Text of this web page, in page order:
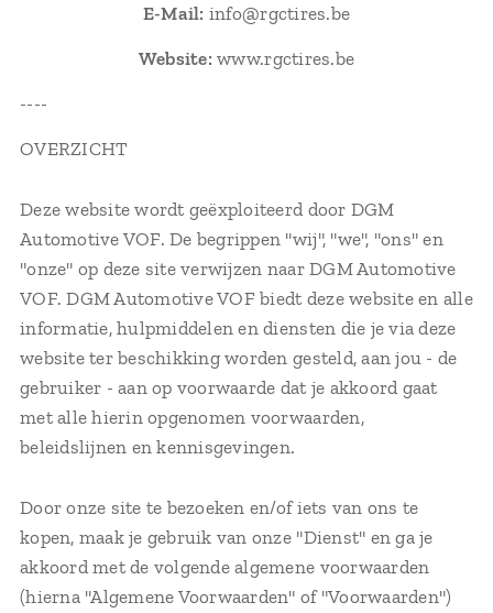
E-Mail: info@rgctires.be
Website: www.rgctires.be
----
OVERZICHT
Deze website wordt geëxploiteerd door DGM
Automotive VOF. De begrippen "wij", "we", "ons" en
"onze" op deze site verwijzen naar DGM Automotive
VOF. DGM Automotive VOF biedt deze website en alle
informatie, hulpmiddelen en diensten die je via deze
website ter beschikking worden gesteld, aan jou - de
gebruiker - aan op voorwaarde dat je akkoord gaat
met alle hierin opgenomen voorwaarden,
beleidslijnen en kennisgevingen.
Door onze site te bezoeken en/of iets van ons te
kopen, maak je gebruik van onze "Dienst" en ga je
akkoord met de volgende algemene voorwaarden
(hierna "Algemene Voorwaarden" of "Voorwaarden")